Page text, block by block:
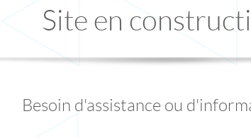
Site en
Besoin d'assistance ou